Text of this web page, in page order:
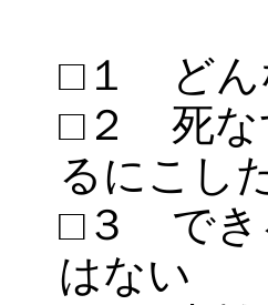
□１ どん
□２ 死な
るにこし
□３ でき
はない